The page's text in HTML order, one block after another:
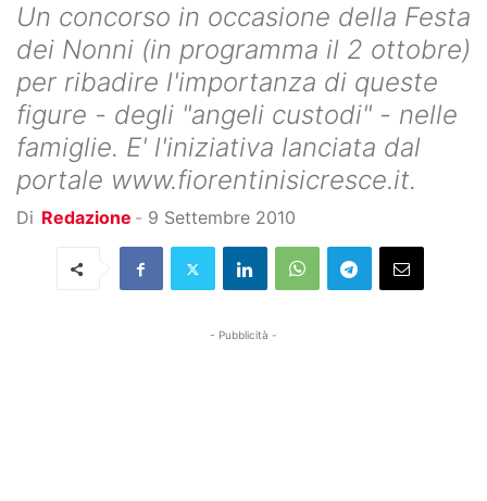
Un concorso in occasione della Festa
dei Nonni (in programma il 2 ottobre)
per ribadire l'importanza di queste
figure - degli "angeli custodi" - nelle
famiglie. E' l'iniziativa lanciata dal
portale www.fiorentinisicresce.it.
Di Redazione - 9 Settembre 2010
- Pubblicità -